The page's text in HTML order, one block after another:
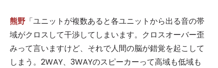
熊野 「ユニットが複数あると各ユニットから出る音の帯
域がクロスして干渉してしまいます。クロスオーバー歪
みって言いますけど、それで人間の脳が錯覚を起こして
しまう。2WAY、3WAYのスピーカーって高域も低域も